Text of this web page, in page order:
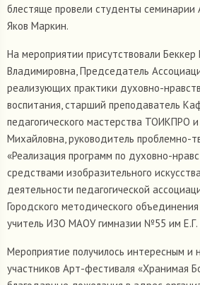
блестяще провели студенты семинарии
Яков Маркин.
На мероприятии присутствовали Беккер
Владимировна, Председатель
реализующих практики духовно-
воспитания, старший преподаватель
педагогического мастерства ТОИКПРО
Михайловна, руководитель проблемно-
«Реализация программ по духовно-
средствами изобразительного
деятельности педагогической
Городского методического
учитель ИЗО МАОУ гимназии №55 им Е.Г.
Мероприятие получилось интересным
участников Арт-фестиваля «Хранимая